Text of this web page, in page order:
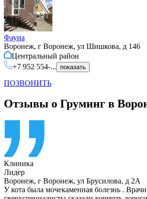
Фауна
Воронеж, г Воронеж, ул Шишкова, д 146
Центральный район
+7 952 554-...
показать
ПОЗВОНИТЬ
Отзывы о Груминг в
Клиника
Лидер
Воронеж, г Воронеж, ул Брусилова, д 2А
У кота была мочекаменная болезнь .